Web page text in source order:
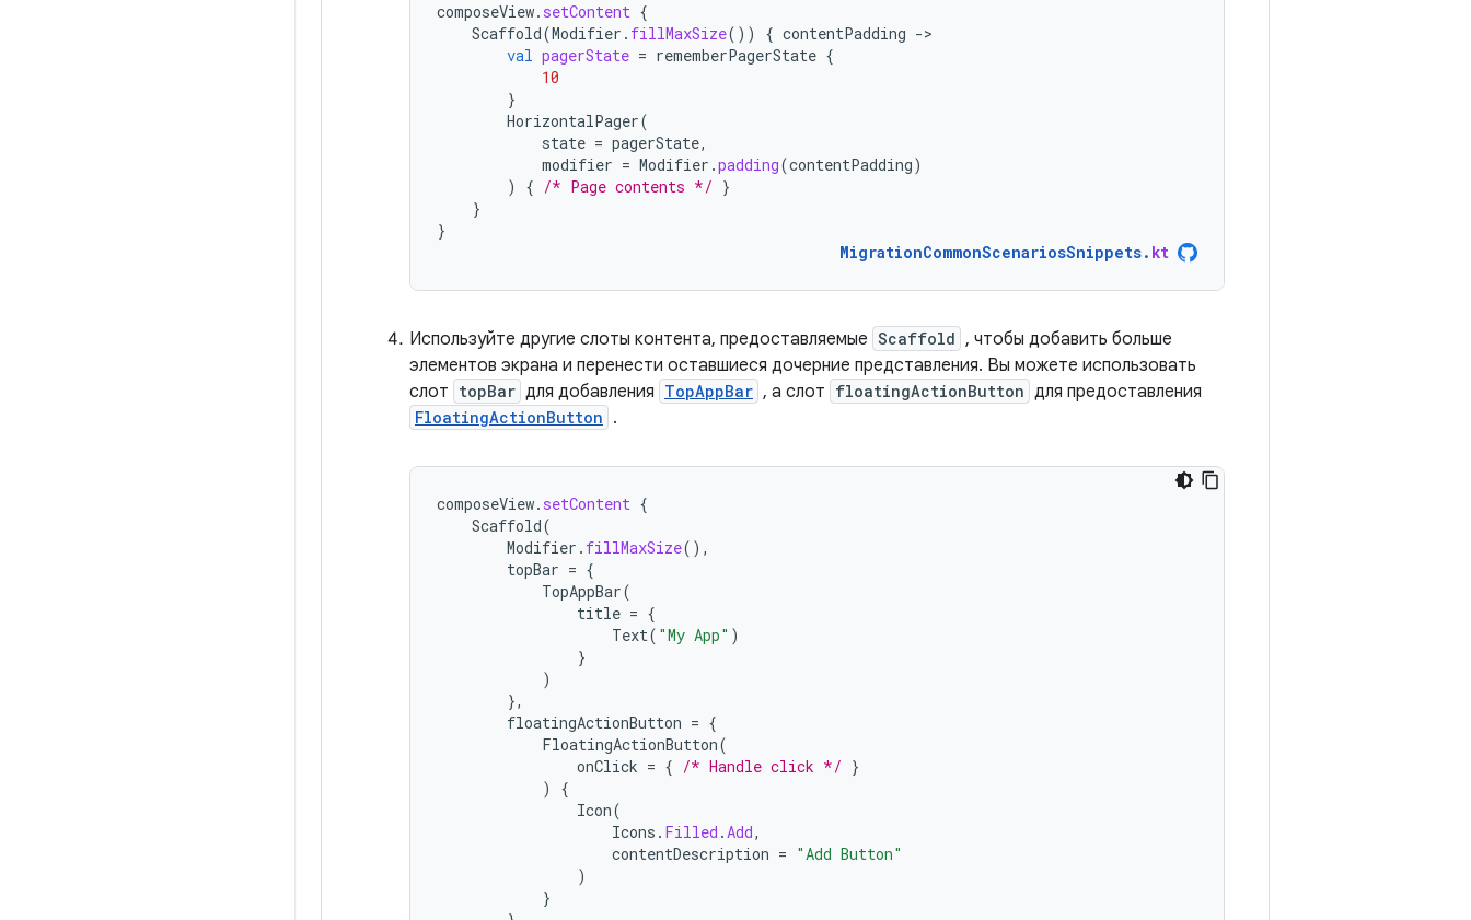
composeView. setContent {
Scaffold(Modifier . fillMaxSize()) { contentPadding -
val pagerState = rememberPagerState {
10
}
HorizontalPager(
state = pagerState,
modifier = Modifier .padding(contentPadding)
)
{ /* Page contents */ }
}
}
MigrationCommonScenariosSnippets. kt
Используйте другие слоты контента, предоставляемые Scaffold , чтобы добавить больше
элементов экрана и перенести оставшиеся дочерние представления. Вы можете использовать
слот topBar для добавления TopAppBar , а слот floatingActionButton для предоставления
FloatingActionButton .
composeView. setContent {
Scaffold(
Modifier . fillMaxSize(),
topBar = {
TopAppBar(
title = {
Text( "My App" )
}
)
},
floatingActionButton = {
FloatingActionButton(
onClick = { /* Handle click */ }
)
{
Icon(
Icons . Filled .Add,
contentDescription = "Add Button"
)
}